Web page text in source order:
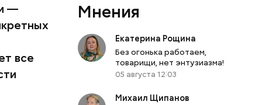
—
все
Мнения
Екатерина Рощина
Без огонька работаем,
товарищи, нет энтузиазма!
05 августа 12:03
Михаил Щипанов